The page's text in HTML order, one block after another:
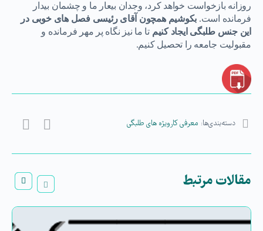
روزانه بازخواست خواهد کرد، وجدان بیعار ما و چشمان بیدار
فرمانده است. بکوشیم همچون آقای رئیسی فصل های خوبی در
این جنس طلبگی ایجاد کنیم تا ما نیز نگاه پر مهر فرمانده و
مقبولیت جامعه را تحصیل کنیم.
دسته‌بندی‌ها: معرفی کارویژه های طلبگی
مقالات مرتبط